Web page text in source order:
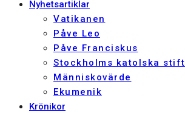
Nyhetsartiklar
Vatikanen
Påve Leo
Påve Franciskus
Stockholms katolska stift
Människovärde
Ekumenik
Krönikor